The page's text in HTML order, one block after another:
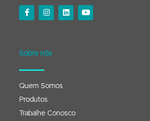
Sobre nós
Quem Somos
Produtos
Trabalhe Conosco